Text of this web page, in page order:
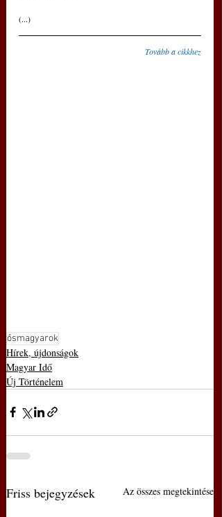
(...)
Tovább a cikkhez
ősmagyarok
Hírek, újdonságok
Magyar Idő
Új Történelem
Friss bejegyzések Az összes megtekintése